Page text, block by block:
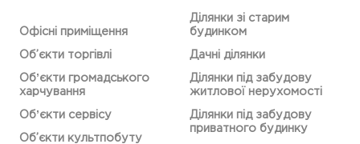
Офісні приміщення
Об’єкти торгівлі
Обʼєкти громадського
харчування
Обʼєкти сервісу
Об’єкти культпобуту
Ділянки зі старим
будинком
Дачні ділянки
Ділянки під забудову
житлової нерухомості
Ділянки під забудову
приватного будинку